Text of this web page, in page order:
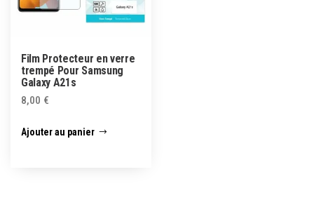
Film Protecteur en verre
trempé Pour Samsung
Galaxy A21s
8,00 €
Ajouter au panier